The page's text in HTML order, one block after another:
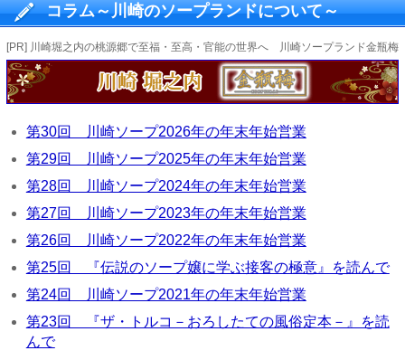
コラム～川崎のソープランドについて～
[PR] 川崎堀之内の桃源郷で至福・至高・官能の世界へ 川崎ソープランド金瓶梅
第30回 川崎ソープ2026年の年末年始営業
第29回 川崎ソープ2025年の年末年始営業
第28回 川崎ソープ2024年の年末年始営業
第27回 川崎ソープ2023年の年末年始営業
第26回 川崎ソープ2022年の年末年始営業
第25回 『伝説のソープ嬢に学ぶ接客の極意』を読んで
第24回 川崎ソープ2021年の年末年始営業
第23回 『ザ・トルコ－おろしたての風俗定本－』を読
んで